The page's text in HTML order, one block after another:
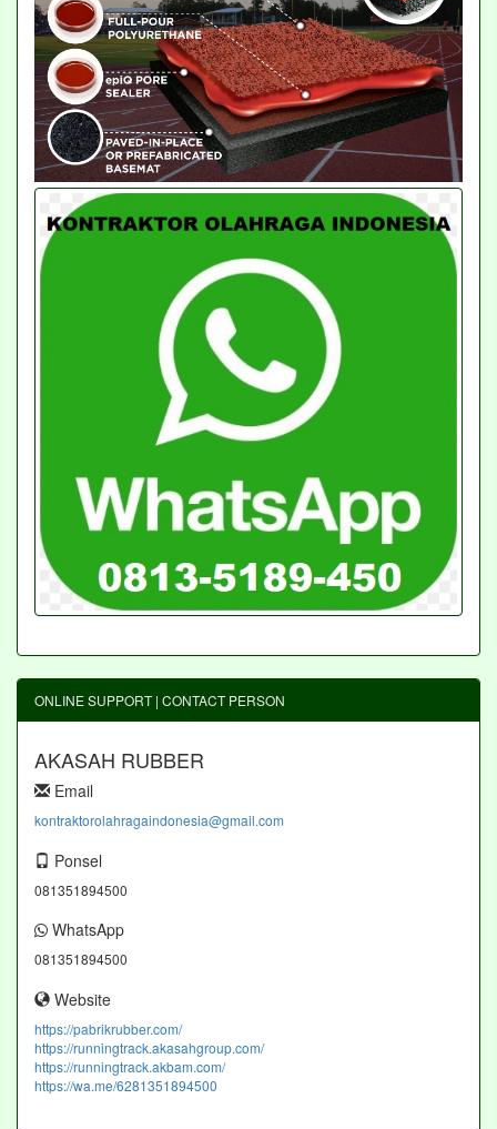
ONLINE SUPPORT | CONTACT PERSON
AKASAH RUBBER
Email
kontraktorolahragaindonesia@gmail.com
Ponsel
081351894500
WhatsApp
081351894500
Website
https://pabrikrubber.com/
https://runningtrack.akasahgroup.com/
https://runningtrack.akbam.com/
https://wa.me/6281351894500